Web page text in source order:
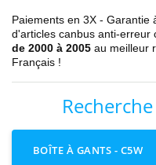
Paiements en 3X - Garantie
d'articles canbus anti-erreur
de 2000 à 2005 au meilleur
Français !
BOÎTE À GANTS - C5W